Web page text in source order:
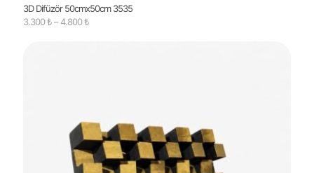
3D Difüzör 50cmx50cm 3535
3.300₺–4.800₺Fiyat